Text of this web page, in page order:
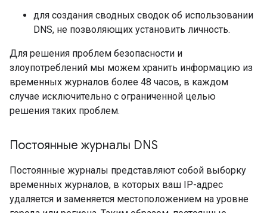
для создания сводных сводок об использовании
DNS, не позволяющих установить личность.
Для решения проблем безопасности и
злоупотреблений мы можем хранить информацию из
временных журналов более 48 часов, в каждом
случае исключительно с ограниченной целью
решения таких проблем.
Постоянные журналы DNS
Постоянные журналы представляют собой выборку
временных журналов, в которых ваш IP-адрес
удаляется и заменяется местоположением на уровне